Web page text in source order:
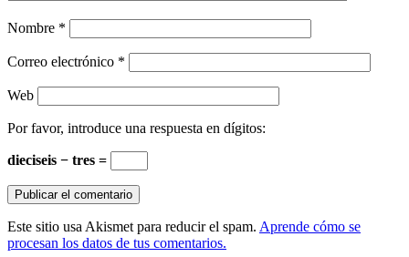
Nombre *
Correo electrónico *
Web
Por favor, introduce una respuesta en dígitos:
dieciseis − tres =
Este sitio usa Akismet para reducir el spam. Aprende cómo se
procesan los datos de tus comentarios.